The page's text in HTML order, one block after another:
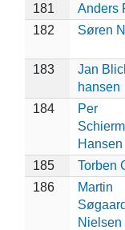
181 Anders
182
Søren
183
Jan
hansen
184
Per
Hansen
185 Torben
186
Martin
Søgaard
Nielsen